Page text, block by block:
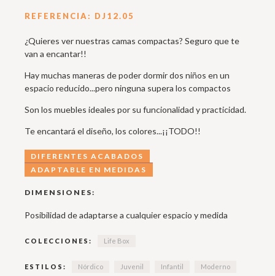
REFERENCIA: DJ12.05
¿Quieres ver nuestras camas compactas? Seguro que te
van a encantar!!
Hay muchas maneras de poder dormir dos niños en un
espacio reducido...pero ninguna supera los compactos
Son los muebles ideales por su funcionalidad y practicidad.
Te encantará el diseño, los colores...¡¡TODO!!
DIFERENTES ACABADOS
ADAPTABLE EN MEDIDAS
DIMENSIONES:
Posibilidad de adaptarse a cualquier espacio y medida
COLECCIONES: Life Box
ESTILOS: Nórdico Juvenil Infantil Moderno